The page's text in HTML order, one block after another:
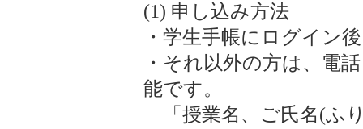
(1) 申し込み方法
・学生手帳にログイン
・それ以外の方は、電
能です。
「授業名、ご氏名(ふ